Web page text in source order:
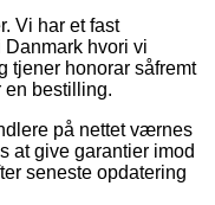
Vi har et fast
hvori vi
tjener honorar såfremt
en bestilling.
på nettet værnes
at give garantier imod
seneste opdatering